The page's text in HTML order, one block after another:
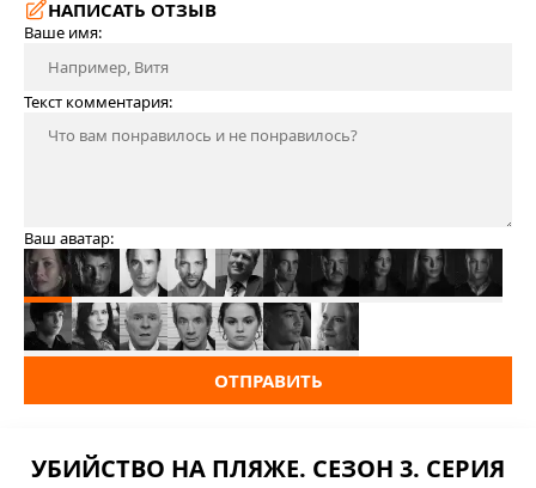
НАПИСАТЬ ОТЗЫВ
Ваше имя:
Текст комментария:
Ваш аватар:
ОТПРАВИТЬ
УБИЙСТВО НА ПЛЯЖЕ. СЕЗОН 3. СЕРИЯ